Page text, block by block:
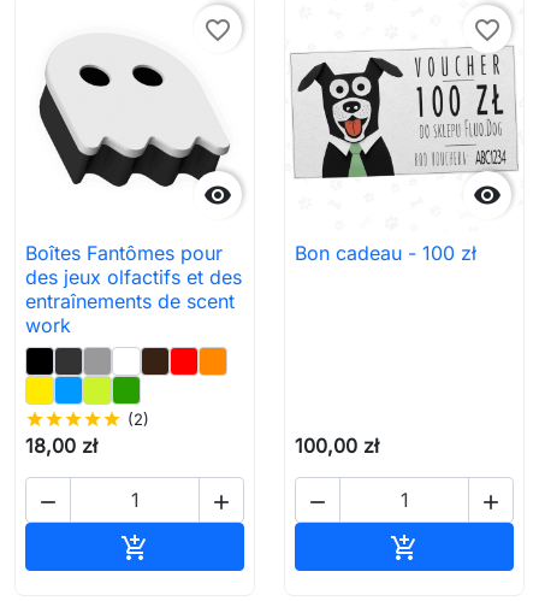

favorite_border
Boîtes Fantômes pour
des jeux olfactifs et des
entraînements de scent
work
starstarstarstarstar (2)
18,00 zł
 


favorite_border
Bon cadeau - 100 zł
100,00 zł
 
